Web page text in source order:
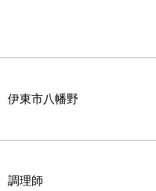
伊東市八幡野
調理師